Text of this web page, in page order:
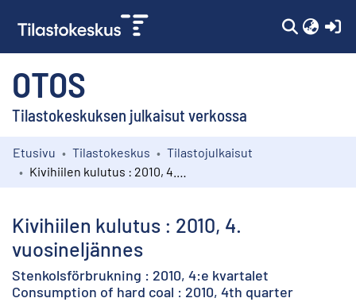
OTOS
Tilastokeskuksen julkaisut verkossa
Kokoelmat
Etusivu Tilastokeskus
Tilastojulkaisut
Kivihiilen kulutus : 2010, 4.
vuosineljännes
Stenkolsförbrukning : 2010, 4:e kvartalet
Consumption of hard coal : 2010, 4th quarter